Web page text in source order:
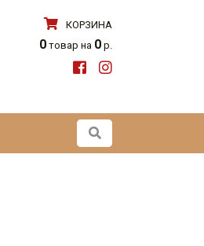
КОРЗИНА
0 товар на 0 р.